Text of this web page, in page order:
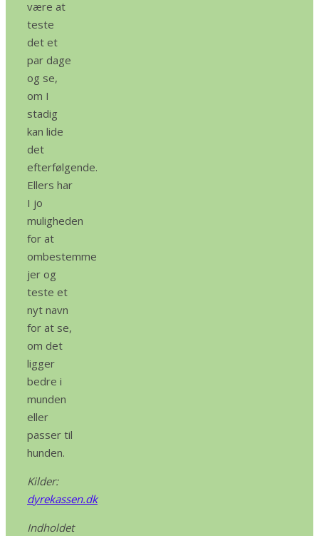
være at
teste
det et
par dage
og se,
om I
stadig
kan lide
det
efterfølgende.
Ellers har
I jo
muligheden
for at
ombestemme
jer og
teste et
nyt navn
for at se,
om det
ligger
bedre i
munden
eller
passer til
hunden.
Kilder:
dyrekassen.dk
Indholdet